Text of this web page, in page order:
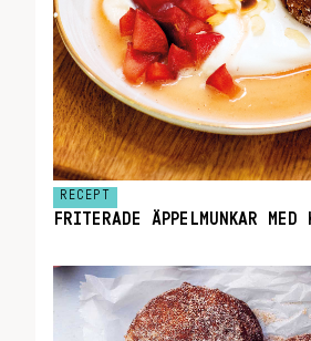
RECEPT
FRITERADE ÄPPELMUNKAR MED